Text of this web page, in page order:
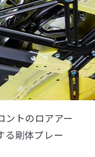
ントのロアアー
る剛体プレー